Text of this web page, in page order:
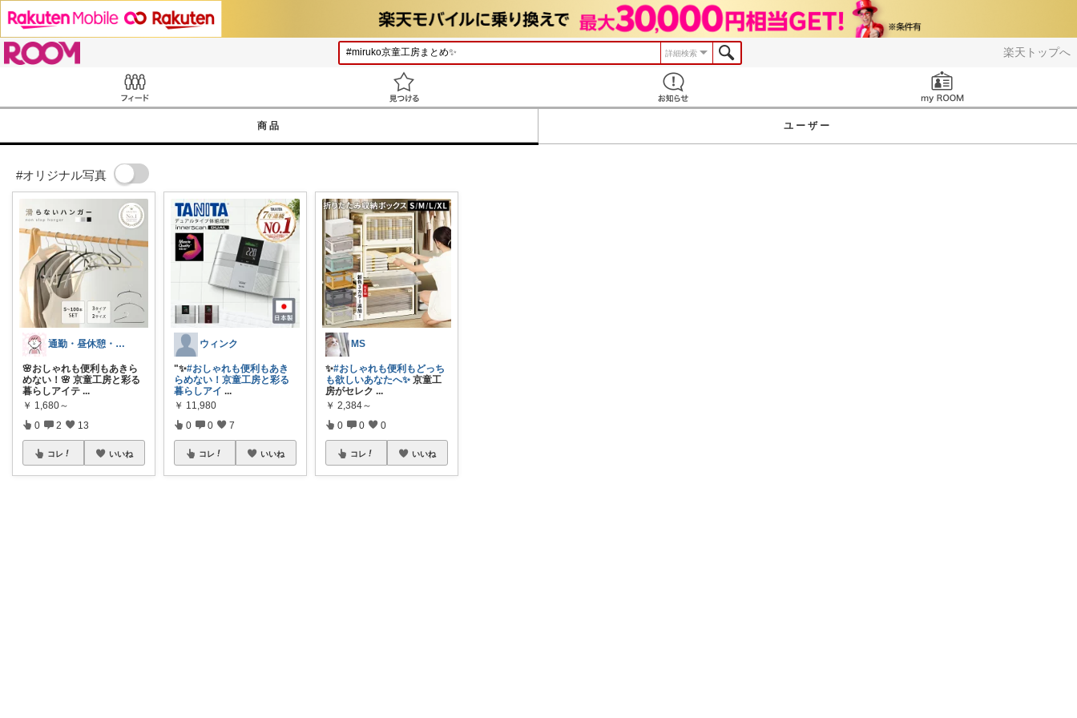
楽天トップへ
詳細検索
商品 ユーザー
#オリジナル写真
通勤・昼休憩・少しの時間 楽天ママ😊
🌸おしゃれも便利もあきら
めない！🌸 京童工房と彩る
暮らしアイテ ...
￥ 1,680～
0 2 13
コレ いいね
ウィンク
"✨️#おしゃれも便利もあき
らめない！京童工房と彩る
暮らしアイ ...
￥ 11,980
0 0 7
コレ いいね
MS
✨#おしゃれも便利もどっち
も欲しいあなたへ✨ 京童工
房がセレク ...
￥ 2,384～
0 0 0
コレ いいね